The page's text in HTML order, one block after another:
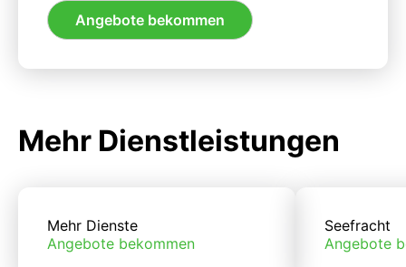
Angebote bekommen
Mehr Dienstleistungen
Mehr Dienste
Angebote bekommen
Seefracht
Angebote